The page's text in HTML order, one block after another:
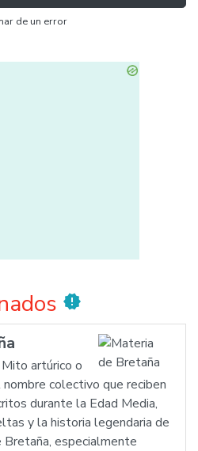
de un error
new_releases
artúrico o
colectivo que reciben
durante la Edad Media,
y la historia legendaria de
especialmente